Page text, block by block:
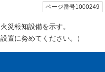
ページ番号1000249
災報知設備を示す。
置に努めてください。）